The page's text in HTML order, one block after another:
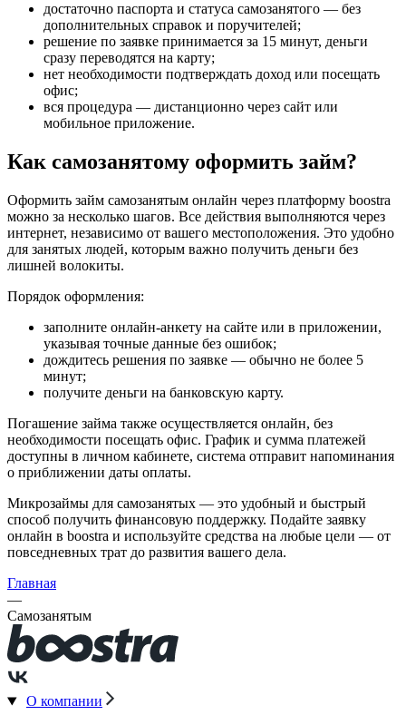
достаточно паспорта и статуса самозанятого — без
дополнительных справок и поручителей;
решение по заявке принимается за 15 минут, деньги
сразу переводятся на карту;
нет необходимости подтверждать доход или посещать
офис;
вся процедура — дистанционно через сайт или
мобильное приложение.
Как самозанятому оформить займ?
Оформить займ самозанятым онлайн через платформу boostra
можно за несколько шагов. Все действия выполняются через
интернет, независимо от вашего местоположения. Это удобно
для занятых людей, которым важно получить деньги без
лишней волокиты.
Порядок оформления:
заполните онлайн-анкету на сайте или в приложении,
указывая точные данные без ошибок;
дождитесь решения по заявке — обычно не более 5
минут;
получите деньги на банковскую карту.
Погашение займа также осуществляется онлайн, без
необходимости посещать офис. График и сумма платежей
доступны в личном кабинете, система отправит напоминания
о приближении даты оплаты.
Микрозаймы для самозанятых — это удобный и быстрый
способ получить финансовую поддержку. Подайте заявку
онлайн в boostra и используйте средства на любые цели — от
повседневных трат до развития вашего дела.
Главная
—
Самозанятым
О компании